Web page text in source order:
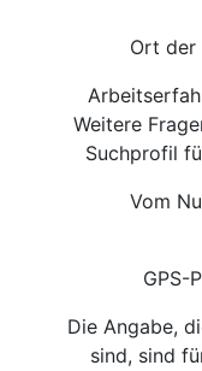
Ort der
Weitere
Suchprofil
Vom
GPS-
Die Angabe,
sind, sind